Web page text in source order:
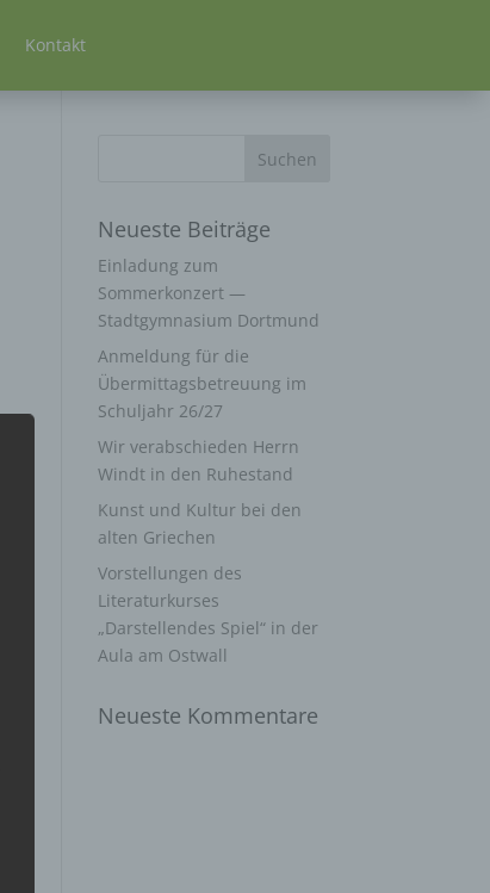
Kontakt
Neueste Beiträge
Einladung zum
Sommerkonzert —
Stadtgymnasium Dortmund
Anmeldung für die
Übermittagsbetreuung im
Schuljahr 26/27
Wir verabschieden Herrn
Windt in den Ruhestand
Kunst und Kultur bei den
alten Griechen
Vorstellungen des
Literaturkurses
„Darstellendes Spiel“ in der
Aula am Ostwall
Neueste Kommentare